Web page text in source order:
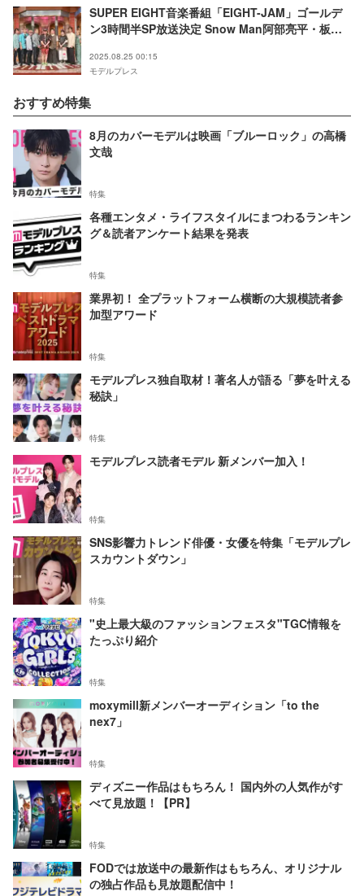
SUPER EIGHT音楽番組「EIGHT-JAM」ゴールデ
ン3時間半SP放送決定 Snow Man阿部亮平・板垣
2025.08.25 00:15
モデルプレス
おすすめ特集
8月のカバーモデルは映画「ブルーロック」の高橋
文哉
特集
各種エンタメ・ライフスタイルにまつわるランキン
グ＆読者アンケート結果を発表
特集
業界初！ 全プラットフォーム横断の大規模読者参
加型アワード
特集
モデルプレス独自取材！著名人が語る「夢を叶える
秘訣」
特集
モデルプレス読者モデル 新メンバー加入！
特集
SNS影響力トレンド俳優・女優を特集「モデルプレ
スカウントダウン」
特集
"史上最大級のファッションフェスタ"TGC情報を
たっぷり紹介
特集
moxymill新メンバーオーディション「to the
nex7」
特集
ディズニー作品はもちろん！ 国内外の人気作がす
べて見放題！【PR】
特集
FODでは放送中の最新作はもちろん、オリジナル
の独占作品も見放題配信中！